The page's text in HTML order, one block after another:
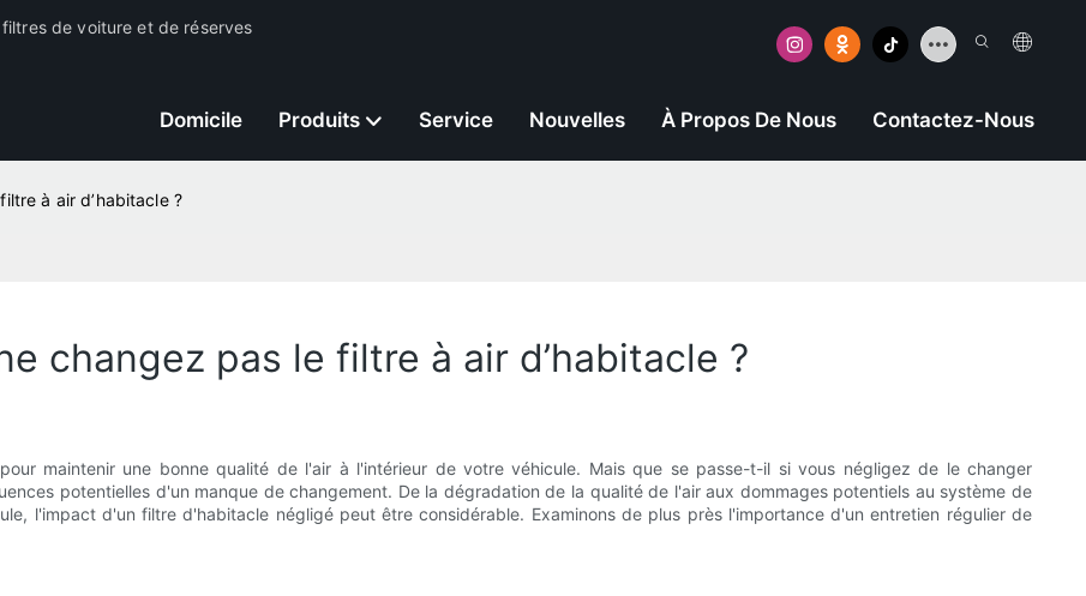
de voiture et de réserves
Domicile Produits Service Nouvelles À Propos De Nous Contactez-Nous
à air d’habitacle ?
changez pas le filtre à air d’habitacle ?
maintenir une bonne qualité de l'air à l'intérieur de votre véhicule. Mais que se passe-t-il si vous négligez de le changer
potentielles d'un manque de changement. De la dégradation de la qualité de l'air aux dommages potentiels au système de
l'impact d'un filtre d'habitacle négligé peut être considérable. Examinons de plus près l'importance d'un entretien régulier de